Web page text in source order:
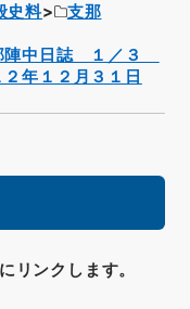
史料
支那
陣中日誌 １／３
年１２月３１日
リンクします。